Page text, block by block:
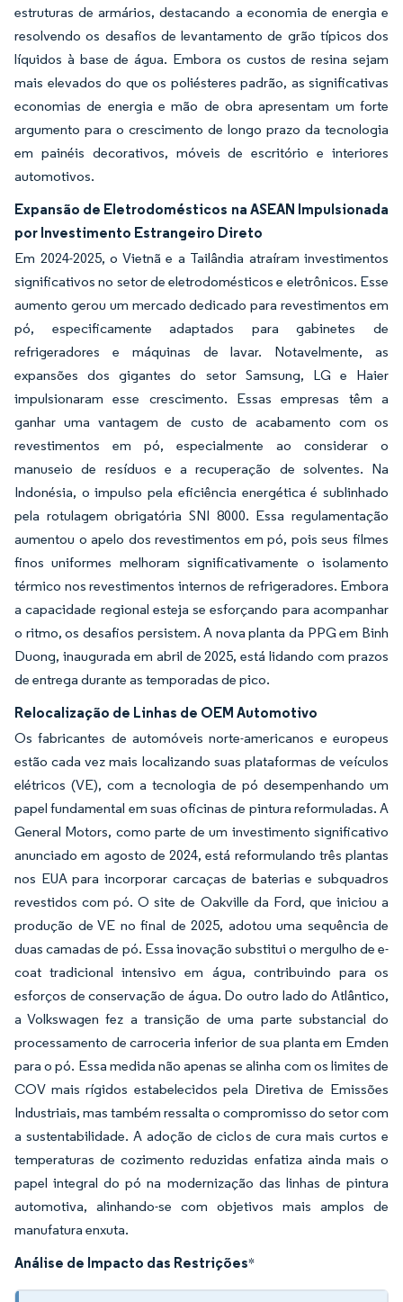
estruturas de armários, destacando a economia de energia e
resolvendo os desafios de levantamento de grão típicos dos
líquidos à base de água. Embora os custos de resina sejam
mais elevados do que os poliésteres padrão, as significativas
economias de energia e mão de obra apresentam um forte
argumento para o crescimento de longo prazo da tecnologia
em painéis decorativos, móveis de escritório e interiores
automotivos.
Expansão de Eletrodomésticos na ASEAN Impulsionada
por Investimento Estrangeiro Direto
Em 2024-2025, o Vietnã e a Tailândia atraíram investimentos
significativos no setor de eletrodomésticos e eletrônicos. Esse
aumento gerou um mercado dedicado para revestimentos em
pó, especificamente adaptados para gabinetes de
refrigeradores e máquinas de lavar. Notavelmente, as
expansões dos gigantes do setor Samsung, LG e Haier
impulsionaram esse crescimento. Essas empresas têm a
ganhar uma vantagem de custo de acabamento com os
revestimentos em pó, especialmente ao considerar o
manuseio de resíduos e a recuperação de solventes. Na
Indonésia, o impulso pela eficiência energética é sublinhado
pela rotulagem obrigatória SNI 8000. Essa regulamentação
aumentou o apelo dos revestimentos em pó, pois seus filmes
finos uniformes melhoram significativamente o isolamento
térmico nos revestimentos internos de refrigeradores. Embora
a capacidade regional esteja se esforçando para acompanhar
o ritmo, os desafios persistem. A nova planta da PPG em Binh
Duong, inaugurada em abril de 2025, está lidando com prazos
de entrega durante as temporadas de pico.
Relocalização de Linhas de OEM Automotivo
Os fabricantes de automóveis norte-americanos e europeus
estão cada vez mais localizando suas plataformas de veículos
elétricos (VE), com a tecnologia de pó desempenhando um
papel fundamental em suas oficinas de pintura reformuladas. A
General Motors, como parte de um investimento significativo
anunciado em agosto de 2024, está reformulando três plantas
nos EUA para incorporar carcaças de baterias e subquadros
revestidos com pó. O site de Oakville da Ford, que iniciou a
produção de VE no final de 2025, adotou uma sequência de
duas camadas de pó. Essa inovação substitui o mergulho de e-
coat tradicional intensivo em água, contribuindo para os
esforços de conservação de água. Do outro lado do Atlântico,
a Volkswagen fez a transição de uma parte substancial do
processamento de carroceria inferior de sua planta em Emden
para o pó. Essa medida não apenas se alinha com os limites de
COV mais rígidos estabelecidos pela Diretiva de Emissões
Industriais, mas também ressalta o compromisso do setor com
a sustentabilidade. A adoção de ciclos de cura mais curtos e
temperaturas de cozimento reduzidas enfatiza ainda mais o
papel integral do pó na modernização das linhas de pintura
automotiva, alinhando-se com objetivos mais amplos de
manufatura enxuta.
Análise de Impacto das Restrições*